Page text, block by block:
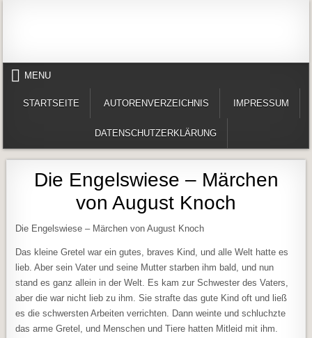
MENU
STARTSEITE AUTORENVERZEICHNIS IMPRESSUM
DATENSCHUTZERKLÄRUNG
Die Engelswiese – Märchen
von August Knoch
Die Engelswiese – Märchen von August Knoch
Das kleine Gretel war ein gutes, braves Kind, und alle Welt hatte es
lieb. Aber sein Vater und seine Mutter starben ihm bald, und nun
stand es ganz allein in der Welt. Es kam zur Schwester des Vaters,
aber die war nicht lieb zu ihm. Sie strafte das gute Kind oft und ließ
es die schwersten Arbeiten verrichten. Dann weinte und schluchzte
das arme Gretel, und Menschen und Tiere hatten Mitleid mit ihm.